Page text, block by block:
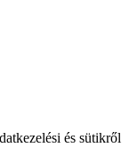
és sütikről